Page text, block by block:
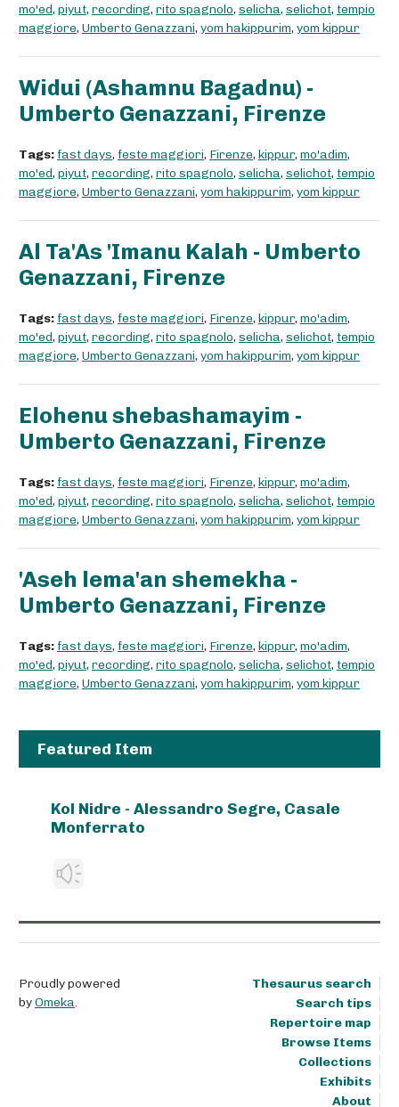
mo'ed, piyut, recording, rito spagnolo, selicha, selichot, tempio
maggiore, Umberto Genazzani, yom hakippurim, yom kippur
Widui (Ashamnu Bagadnu) -
Umberto Genazzani, Firenze
Tags: fast days, feste maggiori, Firenze, kippur, mo'adim,
mo'ed, piyut, recording, rito spagnolo, selicha, selichot, tempio
maggiore, Umberto Genazzani, yom hakippurim, yom kippur
Al Ta'As 'Imanu Kalah - Umberto
Genazzani, Firenze
Tags: fast days, feste maggiori, Firenze, kippur, mo'adim,
mo'ed, piyut, recording, rito spagnolo, selicha, selichot, tempio
maggiore, Umberto Genazzani, yom hakippurim, yom kippur
Elohenu shebashamayim -
Umberto Genazzani, Firenze
Tags: fast days, feste maggiori, Firenze, kippur, mo'adim,
mo'ed, piyut, recording, rito spagnolo, selicha, selichot, tempio
maggiore, Umberto Genazzani, yom hakippurim, yom kippur
'Aseh lema'an shemekha -
Umberto Genazzani, Firenze
Tags: fast days, feste maggiori, Firenze, kippur, mo'adim,
mo'ed, piyut, recording, rito spagnolo, selicha, selichot, tempio
maggiore, Umberto Genazzani, yom hakippurim, yom kippur
Featured Item
Kol Nidre - Alessandro Segre, Casale
Monferrato
Thesaurus search
Search tips
Repertoire map
Browse Items
Collections
Exhibits
About
Proudly powered
byOmeka.